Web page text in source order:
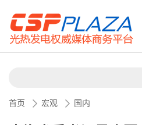
首页 宏观 国内